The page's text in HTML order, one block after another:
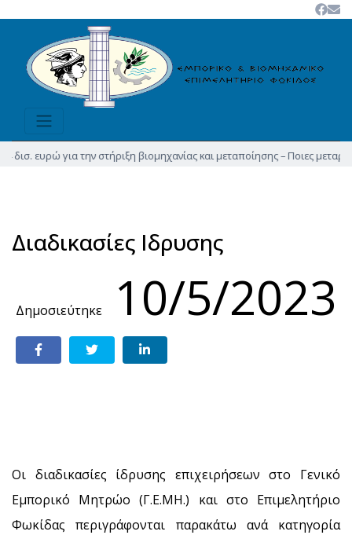
για την στήριξη βιομηχανίας και μεταποίησης – Ποιες
Διαδικασίες Ιδρυσης
Δημοσιεύτηκε10/5/2023
Οι διαδικασίες ίδρυσης επιχειρήσεων στο Γενικό
Εμπορικό Μητρώο (Γ.Ε.ΜΗ.) και στο Επιμελητήριο
Φωκίδας περιγράφονται παρακάτω ανά κατηγορία